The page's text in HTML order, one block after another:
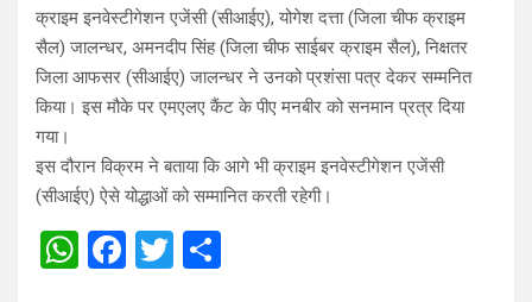
क्राइम इनवेस्टीगेशन एजेंसी (सीआईए), योगेश दत्ता (जिला चीफ क्राइम
सैल) जालन्धर, अमनदीप सिंह (जिला चीफ साईबर क्राइम सैल), निक्षतर
जिला आफसर (सीआईए) जालन्धर ने उनको प्रशंसा पत्र देकर सम्मनित
किया। इस मौके पर एमएलए कैंट के पीए मनबीर को सनमान प्रत्र दिया
गया।
इस दौरान विक्रम ने बताया कि आगे भी क्राइम इनवेस्टीगेशन एजेंसी
(सीआईए) ऐसे योद्धाओं को सम्मानित करती रहेगी।
W F
T